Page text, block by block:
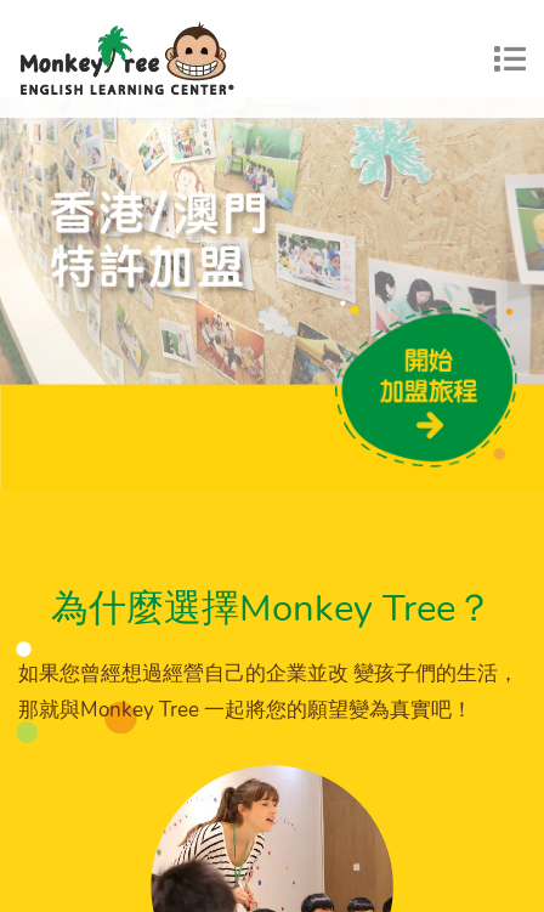
為什麼選擇Monkey Tree？
如果您曾經想過經營自己的企業並改 變孩子們的生活，
那就與Monkey Tree 一起將您的願望變為真實吧！